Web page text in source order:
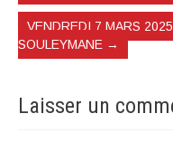
VENDREDI 7 MARS
SOULEYMANE →
Laisser un